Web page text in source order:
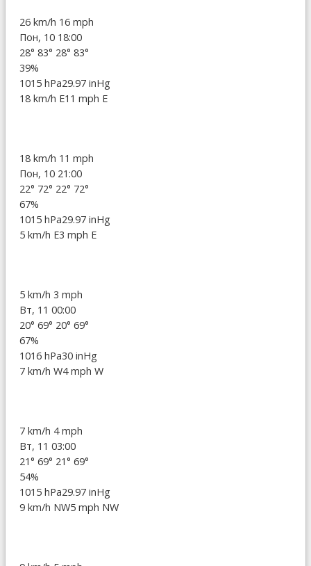
26 km/h 16 mph
Пон, 10 18:00
28° 83° 28° 83°
39%
1015 hPa29.97 inHg
18 km/h E11 mph E
18 km/h 11 mph
Пон, 10 21:00
22° 72° 22° 72°
67%
1015 hPa29.97 inHg
5 km/h E3 mph E
5 km/h 3 mph
Вт, 11 00:00
20° 69° 20° 69°
67%
1016 hPa30 inHg
7 km/h W4 mph W
7 km/h 4 mph
Вт, 11 03:00
21° 69° 21° 69°
54%
1015 hPa29.97 inHg
9 km/h NW5 mph NW